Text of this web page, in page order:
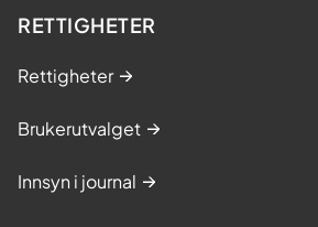
RETTIGHETER
Rettigheter
Brukerutvalget
Innsyn i journal